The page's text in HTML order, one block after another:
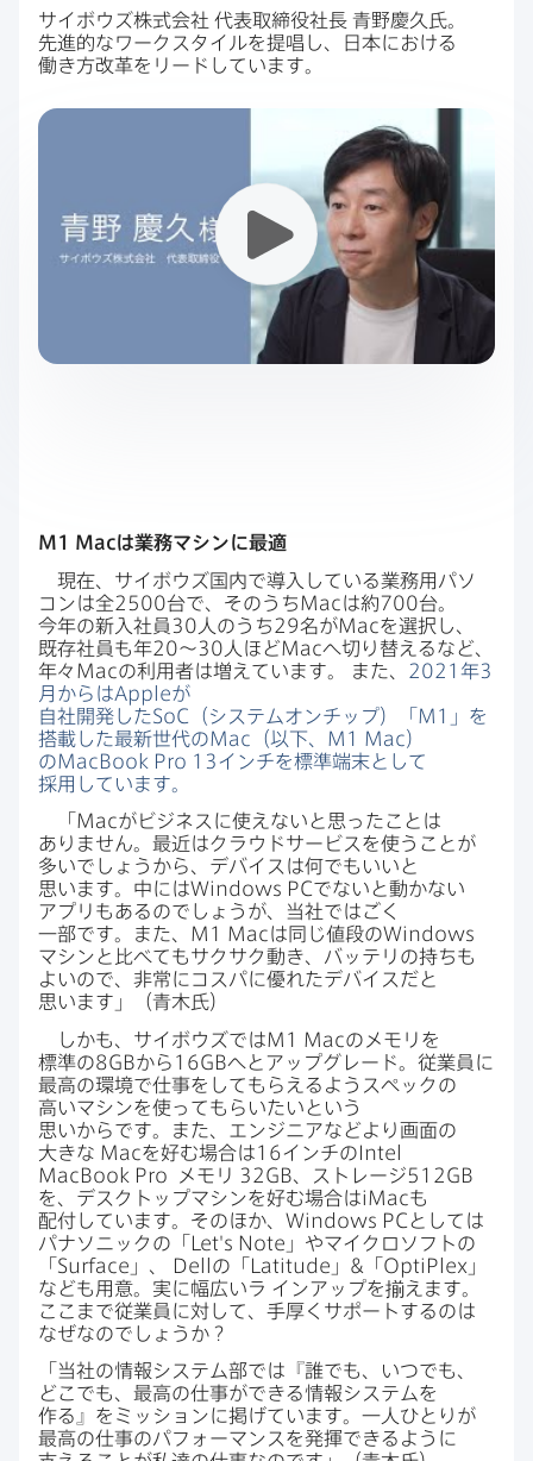
サイボウズ株式会社 代表取締役社長 青野慶久氏。​
先進的な​ワークスタイルを​提唱し、​日本に​おける​
働き方​改革を​リードしています。
M1 Macは​業務マシンに​最適
現在、​サイボウズ国内で​導入している​業務用パソ​
コンは​全2500台で、​そのうちMacは​約700台。​
今年の​新入社員 30 人の​うち 29名がMacを​選択し、​
既存社員も​年20〜30 人ほどMacへ​切り​替えるなど、​
年々 Macの​利用者は​増えています。 また、 2021年3
月からはAppleが​
自社開発したSoC （システムオンチップ）​「 M1
」を​
搭載した​最新世代のMac （以下、 M1 Mac）
のMacBook Pro 13 インチを​標準端末と​して​
採用しています。
「 Macが​ビジネスに​使えないと​思った​ことは​
ありません。​最近は​クラウドサービスを​使うことが​
多いでしょうから、​デバイスは​何でも​いいと​
思います。​中にはWindows PCでないと​動かない​
アプリも​あるのでしょうが、​当社では​ごく​
一部です。​また、 M1 Macは​同じ​値段のWindows
マシンと​比べても​サクサク​動き、​バッテリの​持ちも​
よいので、​非常に​コスパに​優れた​デバイスだと​
思います」​（青木氏）
しかも、​サイボウズではM1 Macの​メモリを​
標準の8GBから 16GBへと​アップグレード。​従業員に​
最高の​環境で​仕事を​して​もらえるようスペックの​
高い​マシンを​使って​もらいたいと​いう​
思いからです。​また、​エンジニアなどより​画面の​
大きな Macを​好む​場合は16インチの Intel
MacBook Pro
メモリ 32GB、​ストレージ512GB
を、​デスクトップマシンを​好む​場合はiMacも​
配付しています。​その​ほか、Windows PCと​しては​
パナソニックの​「
Let's Note 」や​マイクロソフトの​
「 Surface 」、 Dell の​「 Latitude 」&「 OptiPlex 」
なども​用意。​実に​幅広い​ラ インアップを​揃えます。​
ここまで​従業員に​対して、​手厚く​サポートするのは​
なぜなのでしょうか？
「当社の​情報システム部では​『誰でも、​いつでも、​
どこでも、​最高の​仕事が​できる​情報システムを​
作る』を​ミッションに​掲げています。​一人​ひとりが​
最高の​仕事の​パフォーマンスを​発揮できるように​